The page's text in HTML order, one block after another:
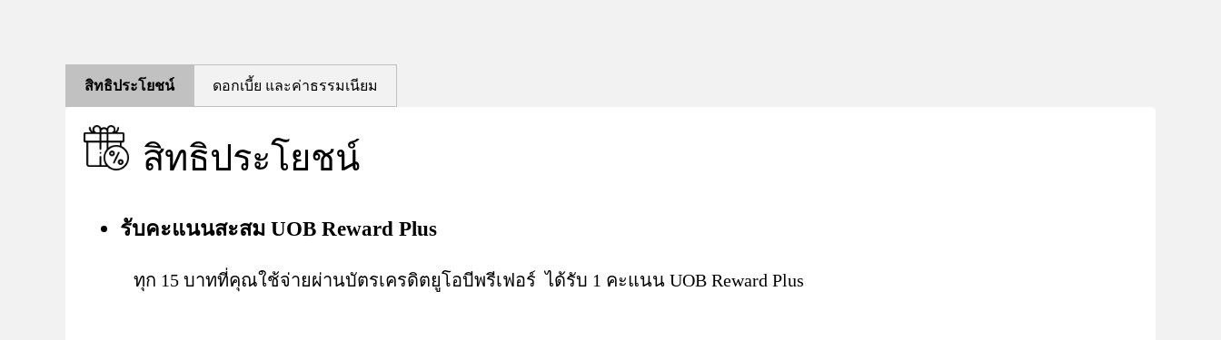
สิทธิประโยชน์ ดอกเบี้ย และค่าธรรมเนียม
สิทธิประโยชน์
รับคะแนนสะสม UOB Reward Plus
ทุก 15 บาทที่คุณใช้จ่ายผ่านบัตรเครดิตยูโอบีพรีเฟอร์ ได้รับ 1 คะแนน UOB Reward Plus